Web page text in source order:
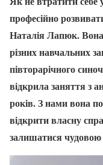
професійно
Наталія Лапюк. Вона
різних навчальних
півторарічного
відкрила заняття з
років. З нами вона
відкрити власну
залишатися